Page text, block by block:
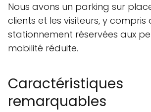
Nous avons un parking sur
clients et les visiteurs, y
stationnement réservées aux
mobilité réduite.
Caractéristiques
remarquables